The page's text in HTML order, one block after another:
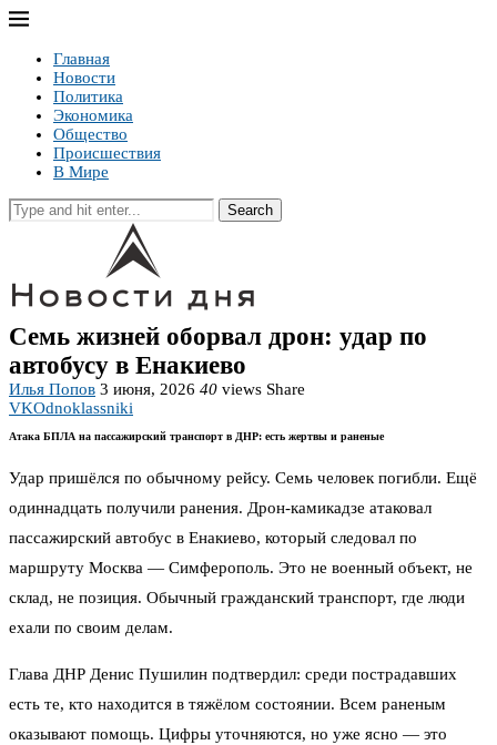
Главная
Новости
Политика
Экономика
Общество
Происшествия
В Мире
Search
Семь жизней оборвал дрон: удар по
автобусу в Енакиево
Илья Попов 3 июня, 2026 40 views Share
VKOdnoklassniki
Атака БПЛА на пассажирский транспорт в ДНР: есть жертвы и раненые
Удар пришёлся по обычному рейсу. Семь человек погибли. Ещё
одиннадцать получили ранения. Дрон-камикадзе атаковал
пассажирский автобус в Енакиево, который следовал по
маршруту Москва — Симферополь. Это не военный объект, не
склад, не позиция. Обычный гражданский транспорт, где люди
ехали по своим делам.
Глава ДНР Денис Пушилин подтвердил: среди пострадавших
есть те, кто находится в тяжёлом состоянии. Всем раненым
оказывают помощь. Цифры уточняются, но уже ясно — это